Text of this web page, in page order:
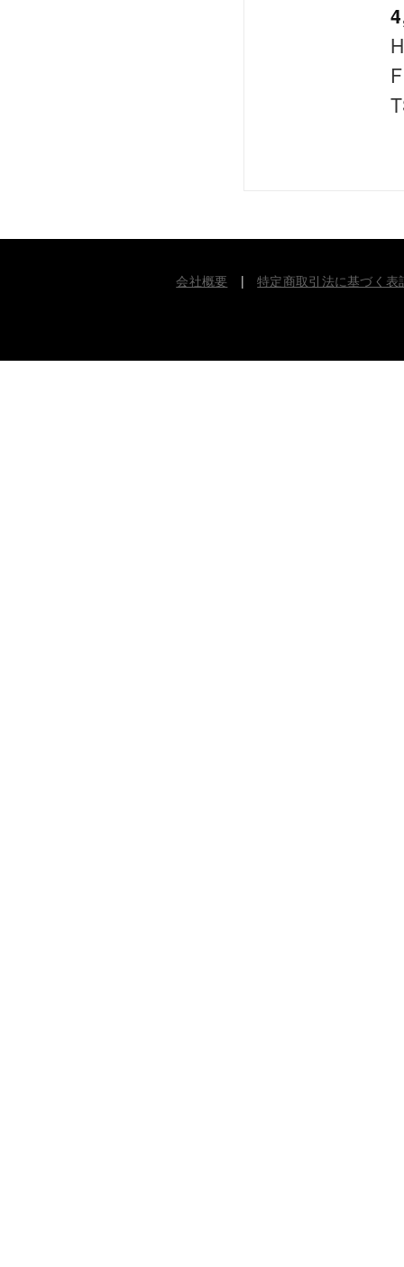
会社概要 |特定商取引法に基づく表